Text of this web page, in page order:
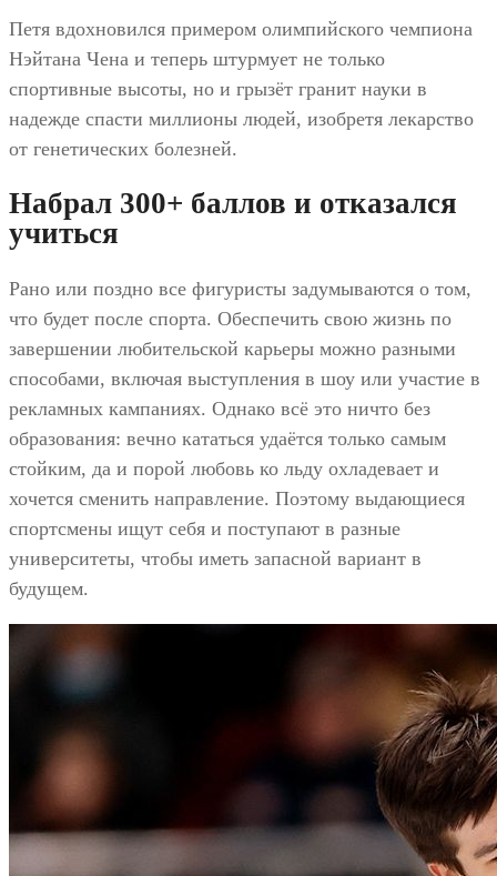
Петя вдохновился примером олимпийского чемпиона
Нэйтана Чена и теперь штурмует не только
спортивные высоты, но и грызёт гранит науки в
надежде спасти миллионы людей, изобретя лекарство
от генетических болезней.
Набрал 300+ баллов и отказался
учиться
Рано или поздно все фигуристы задумываются о том,
что будет после спорта. Обеспечить свою жизнь по
завершении любительской карьеры можно разными
способами, включая выступления в шоу или участие в
рекламных кампаниях. Однако всё это ничто без
образования: вечно кататься удаётся только самым
стойким, да и порой любовь ко льду охладевает и
хочется сменить направление. Поэтому выдающиеся
спортсмены ищут себя и поступают в разные
университеты, чтобы иметь запасной вариант в
будущем.